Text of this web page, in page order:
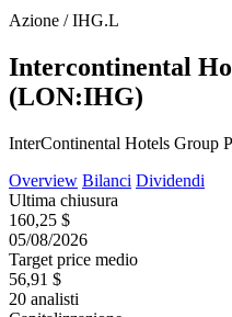
Azione / IHG.L
Intercontinental
(LON:IHG)
InterContinental Hotels Group
Overview Bilanci Dividendi
Ultima chiusura
160,25 $
05/08/2026
Target price medio
56,91 $
20 analisti